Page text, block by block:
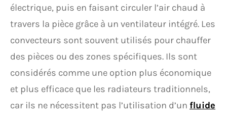
électrique, puis en faisant circuler l’air chaud à
travers la pièce grâce à un ventilateur intégré. Les
convecteurs sont souvent utilisés pour chauffer
des pièces ou des zones spécifiques. Ils sont
considérés comme une option plus économique
et plus efficace que les radiateurs traditionnels,
car ils ne nécessitent pas l’utilisation d’un fluide